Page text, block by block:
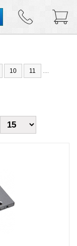
10 11
....